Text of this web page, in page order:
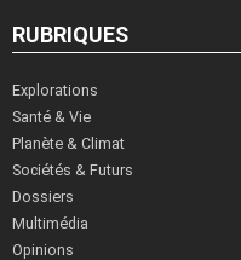
RUBRIQUES
Explorations
Santé & Vie
Planète & Climat
Sociétés & Futurs
Dossiers
Multimédia
Opinions